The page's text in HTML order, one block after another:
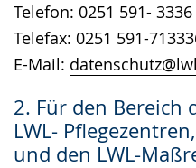
Telefon: 0251 591- 3336
Telefax: 0251 591-
E-Mail:
2. Für den Bereich
LWL-
und den LWL-